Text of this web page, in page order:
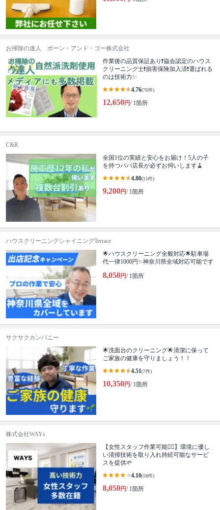
お掃除の達人 ボーン・アンド・ゴー株式会社
作業後の品質保証あり❗️協会認定のハウス
クリーニング士❗️損害保険加入済❗️選ばれる
のは技術力✨
4.76(76件)
12,650円/ 1箇所
C&R
全国1位の実績と安心をお届け！5人の子
を持つパパ店長が必ずお伺いします🧹
4.80(15件)
9,200円/ 1箇所
ハウスクリーニングシャイニングTerrace
🌟ハウスクリーニング全般対応🌟駐車場
代一律1000円✨神奈川県全域対応可能です
8,050円/ 1箇所
サクサクカンパニー
🌟洗面台のクリーニング🌟清潔に保って
ご家族の健康を守りましょう！！
4.51(7件)
10,350円/ 1箇所
株式会社WAYs
【女性スタッフ作業可能🙆‍♀️】環境に優し
い清掃技術を取り入れ持続可能なサービ
スを提供🌱
4.10(18件)
8,050円/ 1箇所